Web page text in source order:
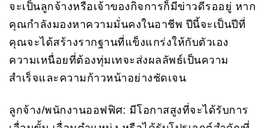
จะเป็นลูกจ้างหรือเจ้าของกิจการก็มีข่าวดีรออยู่ หาก
คุณกำลังมองหาความมั่นคงในอาชีพ ปีนี้จะเป็นปีที่
คุณจะได้สร้างรากฐานที่แข็งแกร่งให้กับตัวเอง
ความเหนื่อยที่ต้องทุ่มเทจะส่งผลลัพธ์เป็นความ
สำเร็จและความก้าวหน้าอย่างชัดเจน
ลูกจ้าง/พนักงานออฟฟิศ: มีโอกาสสูงที่จะได้รับการ